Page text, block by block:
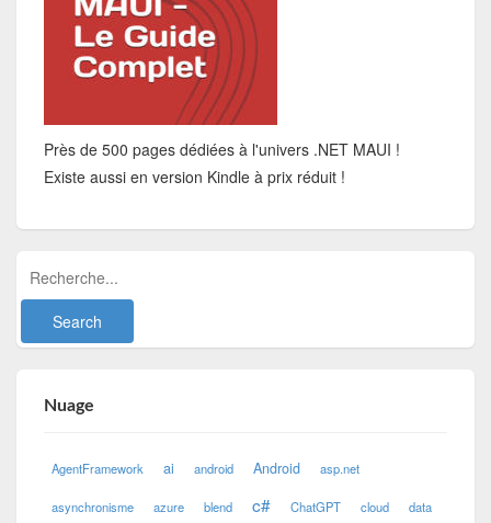
Près de 500 pages dédiées à l'univers .NET MAUI !
Existe aussi en version Kindle à prix réduit !
Nuage
AgentFramework ai android Android asp.net
asynchronisme azure blend c# ChatGPT cloud data